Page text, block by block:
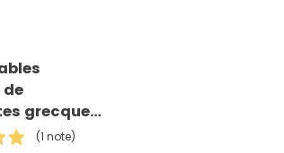
grecques
(1 note)